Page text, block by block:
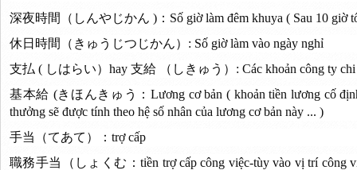
深夜時間（しんやじかん )：Số giờ làm đêm khuya ( Sau 10 giờ
休日時間（きゅうじつじかん）: Số giờ làm vào ngày nghỉ
支払 ( しはらい）hay 支給 （しきゅう）: Các khoản công ty chi
基本給 (きほんきゅう：Lương cơ bản ( khoản tiền lương cố
thưởng sẽ được tính theo hệ số nhân của lương cơ bản này ... )
手当（てあて）：trợ cấp
職務手当（しょくむ：tiền trợ cấp công việc-tùy vào vị trí công